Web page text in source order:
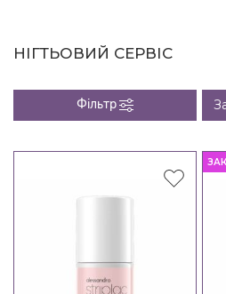
НІГТЬОВИЙ СЕРВІС
Фільтр